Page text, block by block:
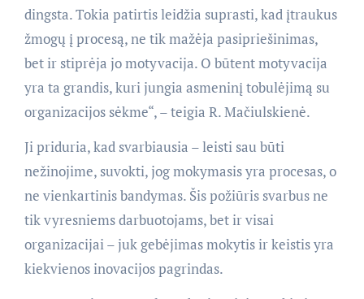
dingsta. Tokia patirtis leidžia suprasti, kad įtraukus
žmogų į procesą, ne tik mažėja pasipriešinimas,
bet ir stiprėja jo motyvacija. O būtent motyvacija
yra ta grandis, kuri jungia asmeninį tobulėjimą su
organizacijos sėkme“, – teigia R. Mačiulskienė.
Ji priduria, kad svarbiausia – leisti sau būti
nežinojime, suvokti, jog mokymasis yra procesas, o
ne vienkartinis bandymas. Šis požiūris svarbus ne
tik vyresniems darbuotojams, bet ir visai
organizacijai – juk gebėjimas mokytis ir keistis yra
kiekvienos inovacijos pagrindas.